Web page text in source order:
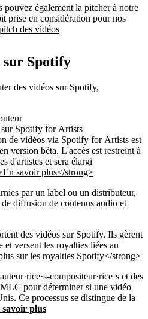
également la pitcher à notre
prise en considération pour nos
des vidéos
sur Spotify
des vidéos sur Spotify,
Spotify for Artists
de vidéos via Spotify for Artists est
version bêta. L'accès est restreint à
d'artistes et sera élargi
savoir plus</strong>
par un label ou un distributeur,
diffusion de contenus audio et
des vidéos sur Spotify. Ils gèrent
versent les royalties liées au
sur les royalties Spotify</strong>
compositeur·rice·s et des
MLC pour déterminer si une vidéo
Ce processus se distingue de la
savoir plus